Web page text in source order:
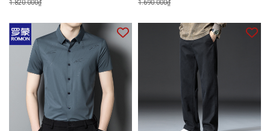
1.820.000₫ 1.690.000₫